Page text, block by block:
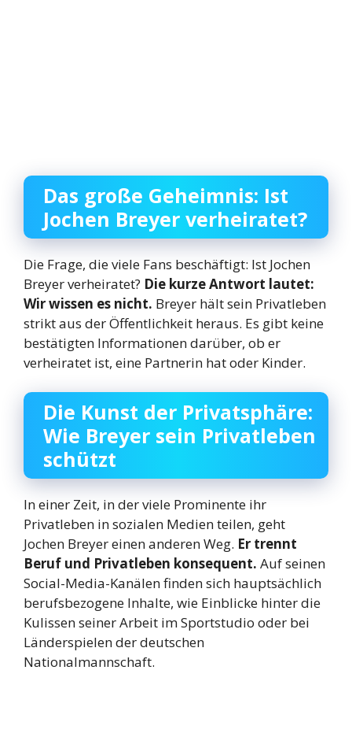
Das große Geheimnis: Ist
Jochen Breyer verheiratet?
Die Frage, die viele Fans beschäftigt: Ist Jochen
Breyer verheiratet? Die kurze Antwort lautet:
Wir wissen es nicht. Breyer hält sein Privatleben
strikt aus der Öffentlichkeit heraus. Es gibt keine
bestätigten Informationen darüber, ob er
verheiratet ist, eine Partnerin hat oder Kinder.
Die Kunst der Privatsphäre:
Wie Breyer sein Privatleben
schützt
In einer Zeit, in der viele Prominente ihr
Privatleben in sozialen Medien teilen, geht
Jochen Breyer einen anderen Weg. Er trennt
Beruf und Privatleben konsequent. Auf seinen
Social-Media-Kanälen finden sich hauptsächlich
berufsbezogene Inhalte, wie Einblicke hinter die
Kulissen seiner Arbeit im Sportstudio oder bei
Länderspielen der deutschen
Nationalmannschaft.